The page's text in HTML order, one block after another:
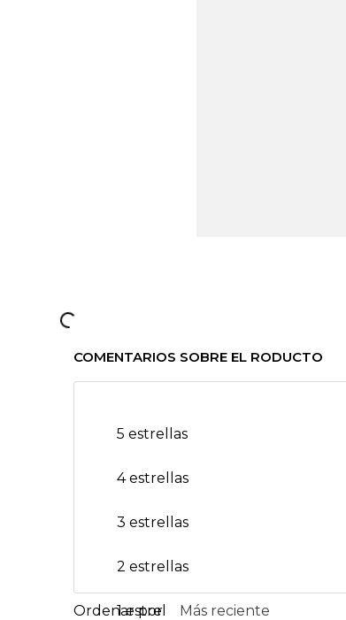
COMENTARIOS SOBRE EL RODUCTO
5 estrellas
4 estrellas
3 estrellas
2 estrellas
1 estrella Más reciente